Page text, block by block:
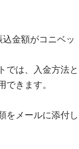
金額がコニベッ
では、入金方法と
きます。
をメールに添付し